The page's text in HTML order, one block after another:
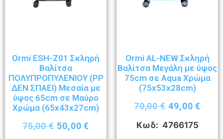
Ormi ESH-Z01 Σκληρή
Βαλίτσα
ΠΟΛΥΠΡΟΠΥΛΕΝΙΟΥ (ΡΡ
ΔΕΝ ΣΠΑΕΙ) Μεσαία με
ύψος 65cm σε Μαύρο
Χρώμα (65x43x27cm)
75,00€ 50,00€
Ormi AL-NEW Σκληρή
Βαλίτσα Μεγάλη με ύψος
75cm σε Aqua Χρώμα
(75x53x28cm)
70,00€ 49,00€
Κωδ: 4766175